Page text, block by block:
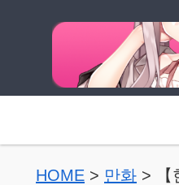
HOME > 만화 >